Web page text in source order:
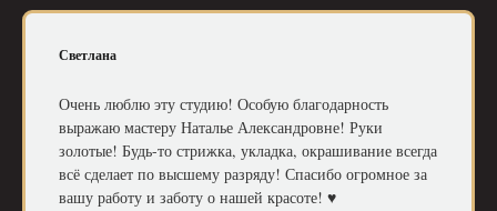
Светлана
Очень люблю эту студию! Особую благодарность
выражаю мастеру Наталье Александровне! Руки
золотые! Будь-то стрижка, укладка, окрашивание всегда
всё сделает по высшему разряду! Спасибо огромное за
вашу работу и заботу о нашей красоте! ♥️